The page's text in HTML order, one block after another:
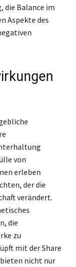
die Balance im
Aspekte des
von
erleben
der die
verändert.
die
zu
mit der Share
nicht nur